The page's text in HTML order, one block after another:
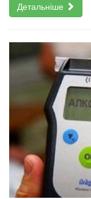
Детальніше